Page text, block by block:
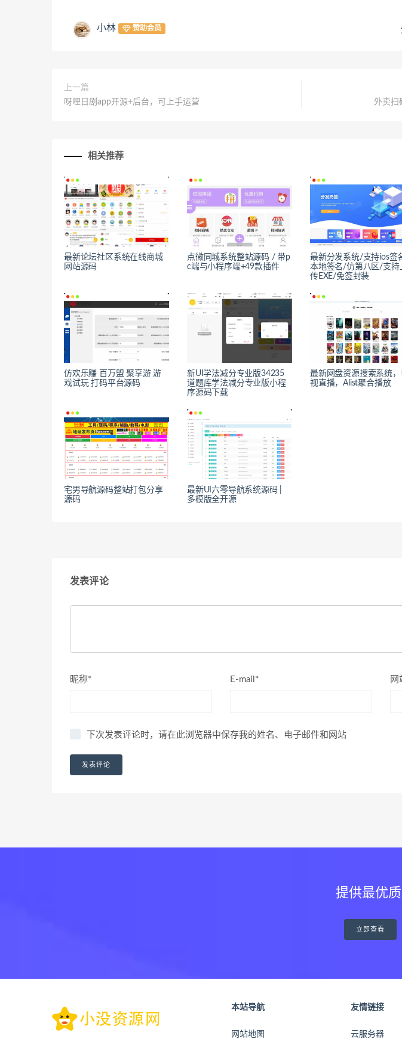
小林 赞助会员
上一篇
呀哩日剧app开源+后台，可上手运营
外卖扫
相关推荐
最新论坛社区系统在线商城
网站源码
点微同城系统整站源码 / 带p
c端与小程序端+49款插件
最新分发系统/支持ios签
本地签名/仿第八区/支持
传EXE/免签封装
仿欢乐赚 百万盟 聚享游 游
戏试玩 打码平台源码
新UI学法减分专业版34235
道题库学法减分专业版小程
序源码下载
最新网盘资源搜索系统，
视直播，Alist聚合播放
宅男导航源码整站打包分享
源码
最新UI六零导航系统源码 |
多模版全开源
发表评论
昵称* E-mail* 网
下次发表评论时，请在此浏览器中保存我的姓名、电子邮件和网站
提供最优
立即查看
本站导航
网站地图
友情链接
云服务器